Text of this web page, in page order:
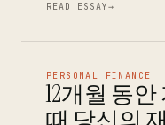
READ ESSAY→
PERSONAL FINANCE
12개월 동